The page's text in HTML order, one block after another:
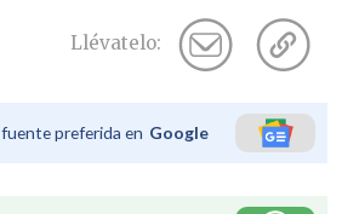
Llévatelo:
preferida en Google